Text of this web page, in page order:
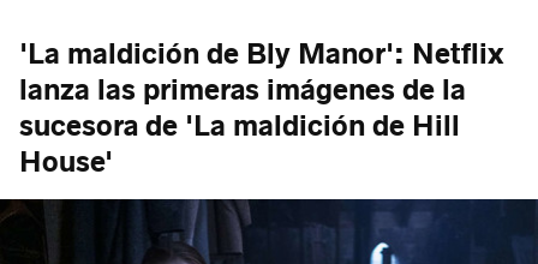
'La maldición de Bly Manor': Netflix
lanza las primeras imágenes de la
sucesora de 'La maldición de Hill
House'